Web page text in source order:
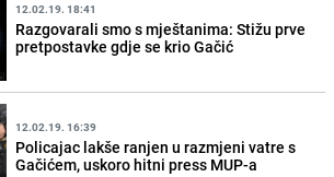
12.02.19. 18:41
Razgovarali smo s mještanima: Stižu prve
pretpostavke gdje se krio Gačić
12.02.19. 16:39
Policajac lakše ranjen u razmjeni vatre s
Gačićem, uskoro hitni press MUP-a